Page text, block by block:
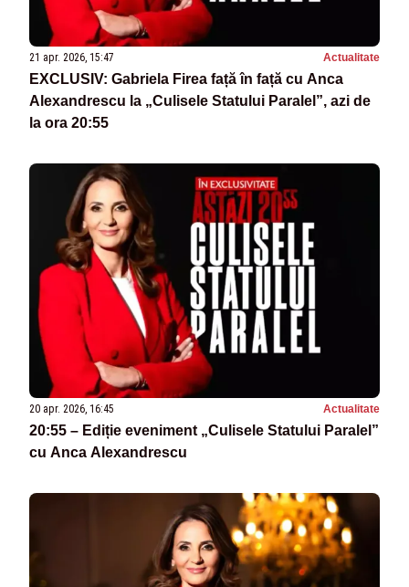
21 apr. 2026, 15:47 Actualitate
EXCLUSIV: Gabriela Firea față în față cu Anca
Alexandrescu la „Culisele Statului Paralel”, azi de
la ora 20:55
20 apr. 2026, 16:45 Actualitate
20:55 – Ediție eveniment „Culisele Statului Paralel”
cu Anca Alexandrescu